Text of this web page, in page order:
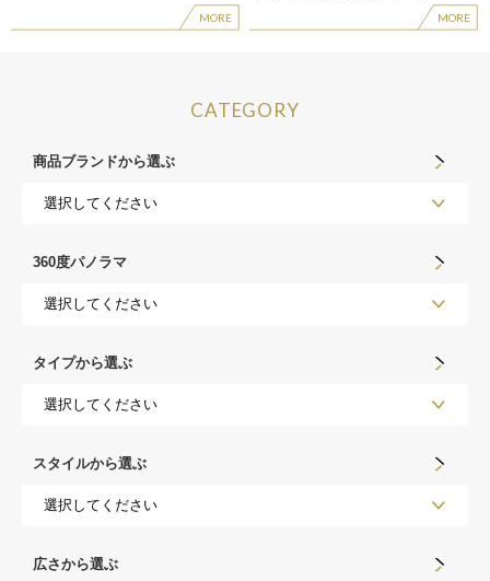
MORE MORE
CATEGORY
商品ブランドから選ぶ
360度パノラマ
タイプから選ぶ
スタイルから選ぶ
広さから選ぶ